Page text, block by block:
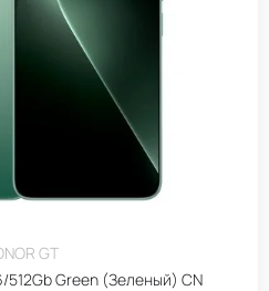
GT
Green (Зеленый) CN